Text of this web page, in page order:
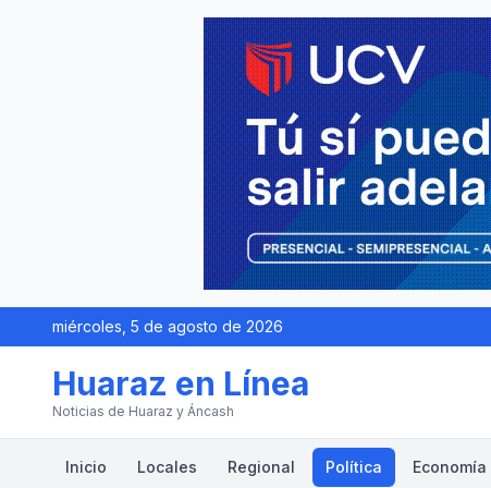
miércoles, 5 de agosto de 2026
Huaraz en Línea
Noticias de Huaraz y Áncash
Inicio Locales Regional Política Economía